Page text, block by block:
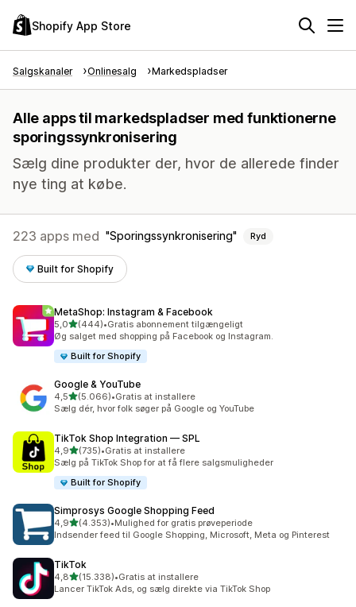
Shopify App Store
Salgskanaler Onlinesalg Markedspladser
Alle apps til markedspladser med funktionerne
sporingssynkronisering
Sælg dine produkter der, hvor de allerede finder
nye ting at købe.
223 apps med Sporingssynkronisering Ryd
Built for Shopify
MetaShop: Instagram & Facebook
5,0ud af 5 stjerner
(444)
444 anmeldelser i alt
•Gratis abonnement tilgængeligt
Øg salget med shopping på Facebook og Instagram.
Built for Shopify
Google & YouTube
4,5ud af 5 stjerner
(5.066)
5066 anmeldelser i alt
•Gratis at installere
Sælg dér, hvor folk søger på Google og YouTube
TikTok Shop Integration — SPL
4,9ud af 5 stjerner
(735)
735 anmeldelser i alt
•Gratis at installere
Sælg på TikTok Shop for at få flere salgsmuligheder
Built for Shopify
Simprosys Google Shopping Feed
4,9ud af 5 stjerner
(4.353)
4353 anmeldelser i alt
•Mulighed for gratis prøveperiode
Indsender feed til Google Shopping, Microsoft, Meta og Pinterest
TikTok
4,8ud af 5 stjerner
(15.338)
15338 anmeldelser i alt
•Gratis at installere
Lancer TikTok Ads, og sælg direkte via TikTok Shop